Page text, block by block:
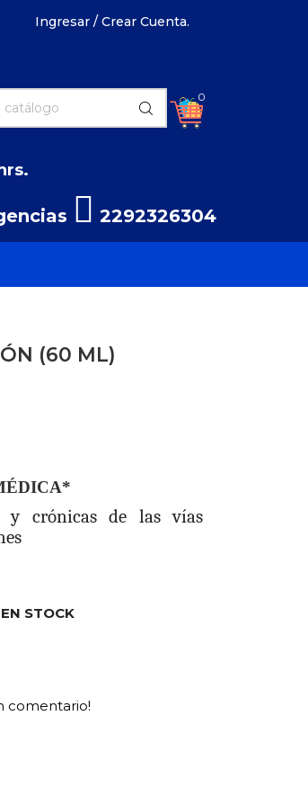
Ingresar / Crear Cuenta.
0
2292326304
(60 ML)
y crónicas de las vías
EN STOCK
comentario!